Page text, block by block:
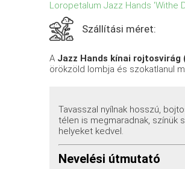
Loropetalum Jazz Hands 'Withe
Szállítási méret:
A Jazz Hands kínai rojtosvirág
örökzöld lombja és szokatlanul
Tavasszal nyílnak hosszú,
télen is megmaradnak, színük
helyeket kedvel.
Nevelési útmutató